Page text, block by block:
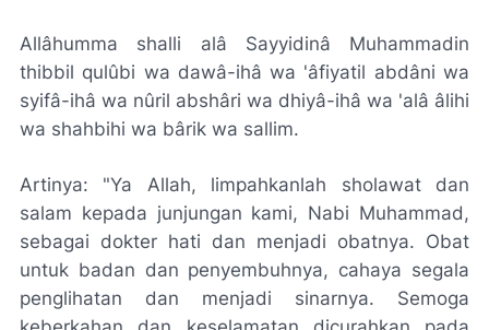
Allâhumma shalli alâ Sayyidinâ Muhammadin
thibbil qulûbi wa dawâ-ihâ wa 'âfiyatil abdâni wa
syifâ-ihâ wa nûril abshâri wa dhiyâ-ihâ wa 'alâ âlihi
wa shahbihi wa bârik wa sallim.
Artinya: "Ya Allah, limpahkanlah sholawat dan
salam kepada junjungan kami, Nabi Muhammad,
sebagai dokter hati dan menjadi obatnya. Obat
untuk badan dan penyembuhnya, cahaya segala
penglihatan dan menjadi sinarnya. Semoga